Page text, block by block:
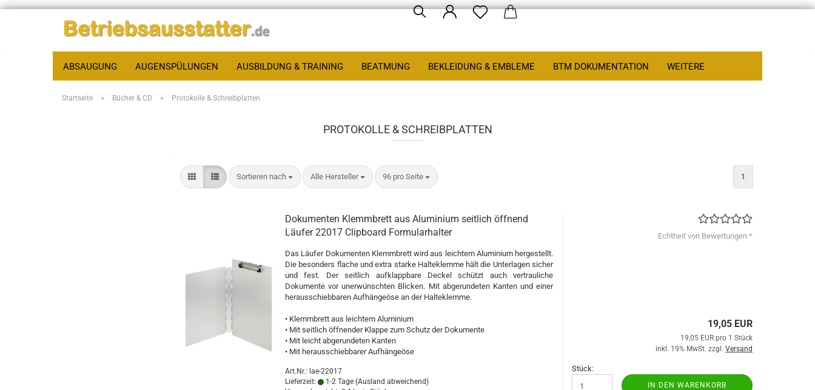
ABSAUGUNG AUGENSPÜLUNGEN AUSBILDUNG & TRAINING BEATMUNG BEKLEIDUNG & EMBLEME BTM DOKUMENTATION WEITERE
Startseite » Bücher & CD » Protokolle & Schreibplatten
PROTOKOLLE & SCHREIBPLATTEN
Sortieren nach
Sortieren nach Alle Hersteller
pro Seite 96 pro Seite
pro Seite 1
Dokumenten Klemmbrett aus Aluminium seitlich öffnend
Läufer 22017 Clipboard Formularhalter
Das Läufer Dokumenten Klemmbrett wird aus leichtem Aluminium hergestellt.
Die besonders flache und extra starke Halteklemme hält die Unterlagen sicher
und fest. Der seitlich aufklappbare Deckel schützt auch vertrauliche
Dokumente vor unerwünschten Blicken. Mit abgerundeten Kanten und einer
herausschiebbaren Aufhängeöse an der Halteklemme.
• Klemmbrett aus leichtem Aluminium
• Mit seitlich öffnender Klappe zum Schutz der Dokumente
• Mit leicht abgerundeten Kanten
• Mit herausschiebbarer Aufhängeöse
Art.Nr.: lae-22017
Lieferzeit:
1-2 Tage (Ausland abweichend)
Echtheit von Bewertungen *
19,05 EUR
19,05 EUR pro 1 Stück
inkl. 19% MwSt. zzgl. Versand
Stück:
IN DEN WARENKORB